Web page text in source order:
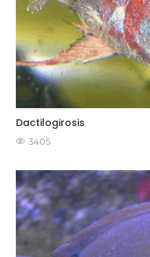
Dactilogirosis
3405